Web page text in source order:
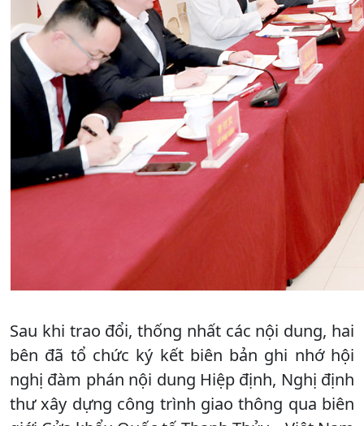
Sau khi trao đổi, thống nhất các nội dung, hai
bên đã tổ chức ký kết biên bản ghi nhớ hội
nghị đàm phán nội dung Hiệp định, Nghị định
thư xây dựng công trình giao thông qua biên